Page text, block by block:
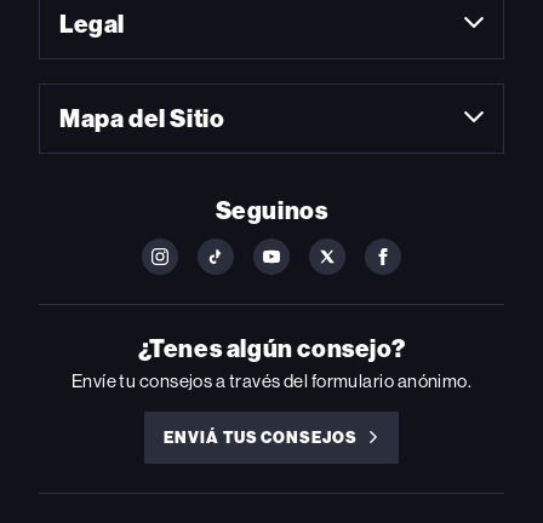
Legal
Mapa del Sitio
Seguinos
FOLLOW
ON
INSTAGRAM
FOLLOW
ON
YOUTUBE
FOLLOW
ON
YOUTUBE
FOLLOW
ON
FOLLOW
ON
FACEBOOK
¿Tenes algún consejo?
Envíe tu consejos a través del formulario anónimo.
ENVIÁ TUS CONSEJOS
ENVIÁ
TUS
CONSEJOS